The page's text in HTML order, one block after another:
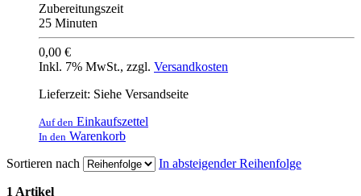
Zubereitungszeit
25 Minuten
0,00 €
Inkl. 7% MwSt., zzgl. Versandkosten
Lieferzeit: Siehe Versandseite
Auf den Einkaufszettel
In den Warenkorb
Sortieren nach
In absteigender Reihenfolge
1 Artikel